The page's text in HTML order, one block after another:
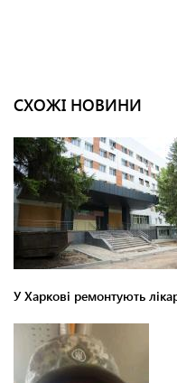
СХОЖІ НОВИНИ
У Харкові ремонтують